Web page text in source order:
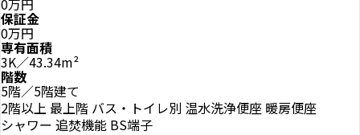
0万円
保証金
0万円
専有面積
3K／43.34m²
階数
5階／5階建て
2階以上 最上階 バス・トイレ別 温水洗浄便座 暖房便座
シャワー 追焚機能 BS端子